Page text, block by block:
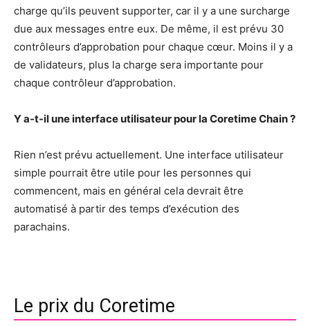
charge qu’ils peuvent supporter, car il y a une surcharge
due aux messages entre eux. De même, il est prévu 30
contrôleurs d’approbation pour chaque cœur. Moins il y a
de validateurs, plus la charge sera importante pour
chaque contrôleur d’approbation.
Y a-t-il une interface utilisateur pour la Coretime Chain ?
Rien n’est prévu actuellement. Une interface utilisateur
simple pourrait être utile pour les personnes qui
commencent, mais en général cela devrait être
automatisé à partir des temps d’exécution des
parachains.
Le prix du Coretime